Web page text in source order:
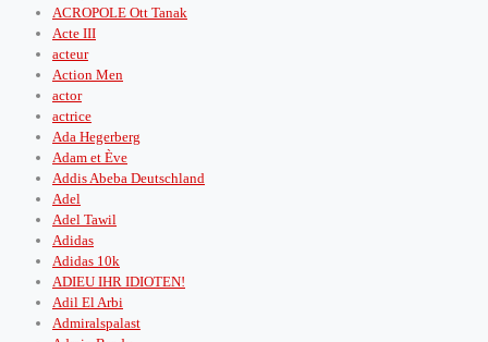
ACROPOLE Ott Tanak
Acte III
acteur
Action Men
actor
actrice
Ada Hegerberg
Adam et Ève
Addis Abeba Deutschland
Adel
Adel Tawil
Adidas
Adidas 10k
ADIEU IHR IDIOTEN!
Adil El Arbi
Admiralspalast